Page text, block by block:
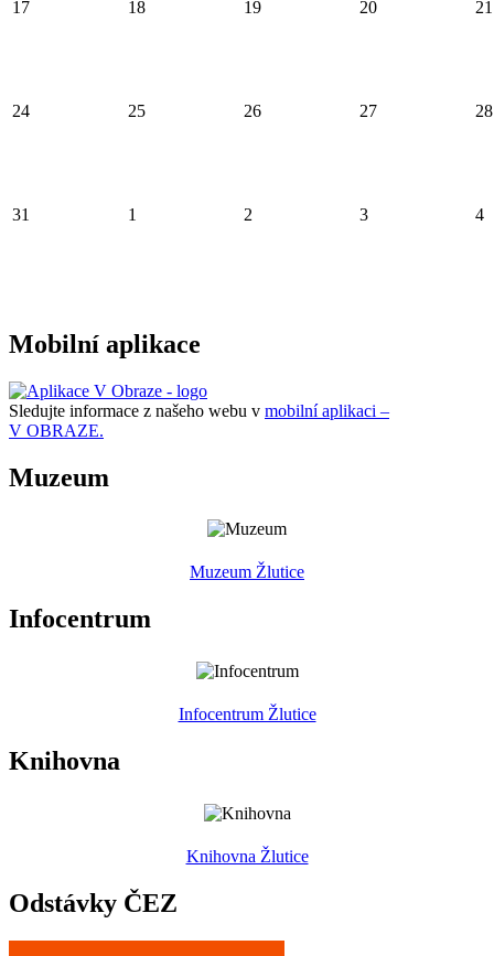
17 18 19 20 21
24 25 26 27 28
31 1 2 3 4
Mobilní aplikace
Sledujte informace z našeho webu v mobilní aplikaci –
V OBRAZE.
Muzeum
Muzeum Žlutice
Infocentrum
Infocentrum Žlutice
Knihovna
Knihovna Žlutice
Odstávky ČEZ